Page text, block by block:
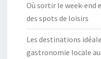
Où sortir le week-end
des spots de loisirs
Les destinations
gastronomie locale